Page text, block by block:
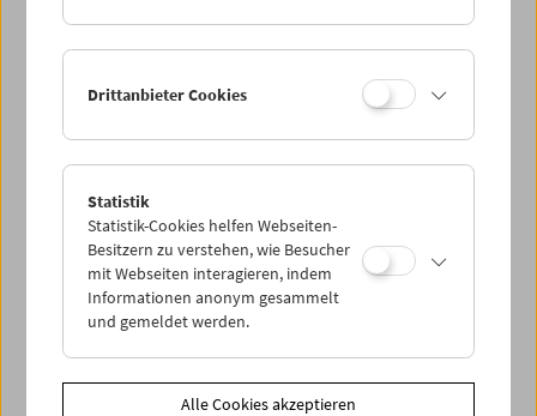
Sa 14.3.
PROGRAMM ÜBERBLICK
Drittanbieter Cookies
Statistik
Statistik-Cookies helfen Webseiten-
Besitzern zu verstehen, wie Besucher
mit Webseiten interagieren, indem
Informationen anonym gesammelt
und gemeldet werden.
Alle Cookies akzeptieren